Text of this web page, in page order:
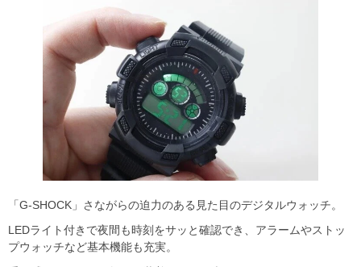
「G-SHOCK」さながらの迫力のある見た目のデジタルウォッチ。
LEDライト付きで夜間も時刻をサッと確認でき、アラームやストッ
プウォッチなど基本機能も充実。